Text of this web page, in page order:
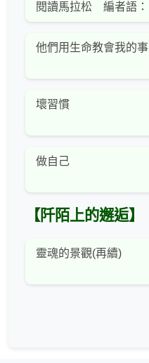
閱讀馬拉松 編者語：
他們用生命教會我的事
壞習慣
做自己
【阡陌上的邂逅】
靈魂的景觀(再續)